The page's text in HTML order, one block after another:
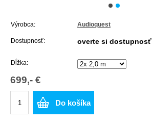
Výrobca: Audioquest
Dostupnosť: overte si dostupnosť
Dĺžka:
699,- €
Do košíka